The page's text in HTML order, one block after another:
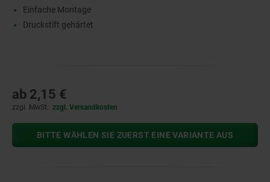
Einfache Montage
Druckstift gehärtet
ab 2,15 €
zzgl. MwSt. zzgl. Versandkosten
BITTE WÄHLEN SIE ZUERST EINE VARIANTE AUS